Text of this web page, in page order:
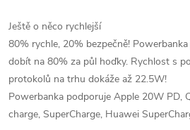
Ještě o něco rychlejší
80% rychle, 20% bezpečně!
dobít na 80% za půl hoďky. Rychlost s
protokolů na trhu dokáže až 22.5W!
Powerbanka podporuje Apple 20W PD,
charge, SuperCharge, Huawei